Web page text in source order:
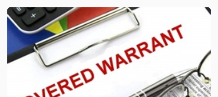
Tất cả Người nội bộ Người liên quan Cổ đông lớn
Tin
tức